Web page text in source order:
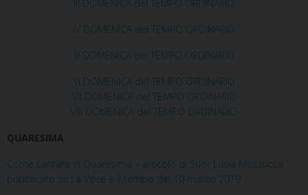
III DOMENICA del TEMPO ORDINARIO
IV DOMENICA del TEMPO ORDINARIO
V DOMENICA del TEMPO ORDINARIO
VI DOMENICA del TEMPO ORDINARIO
VII DOMENICA del TEMPO ORDINARIO
VIII DOMENICA del TEMPO ORDINARIO
QUARESIMA
Come cantare in Quaresima – articolo di Suor Lucia Mossucca
pubblicato su La Voce e Il tempo del 10 marzo 2019